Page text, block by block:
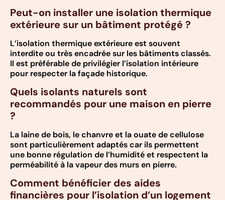
Peut-on installer une isolation thermique
extérieure sur un bâtiment protégé ?
L’isolation thermique extérieure est souvent
interdite ou très encadrée sur les bâtiments classés.
Il est préférable de privilégier l’isolation intérieure
pour respecter la façade historique.
Quels isolants naturels sont
recommandés pour une maison en pierre
?
La laine de bois, le chanvre et la ouate de cellulose
sont particulièrement adaptés car ils permettent
une bonne régulation de l’humidité et respectent la
perméabilité à la vapeur des murs en pierre.
Comment bénéficier des aides
financières pour l’isolation d’un logement